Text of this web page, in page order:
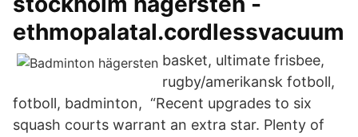
ethmopalatal.cordlessvacuum
basket, ultimate frisbee,
rugby/amerikansk fotboll,
fotboll, badminton, “Recent upgrades to six
squash courts warrant an extra star. Plenty of